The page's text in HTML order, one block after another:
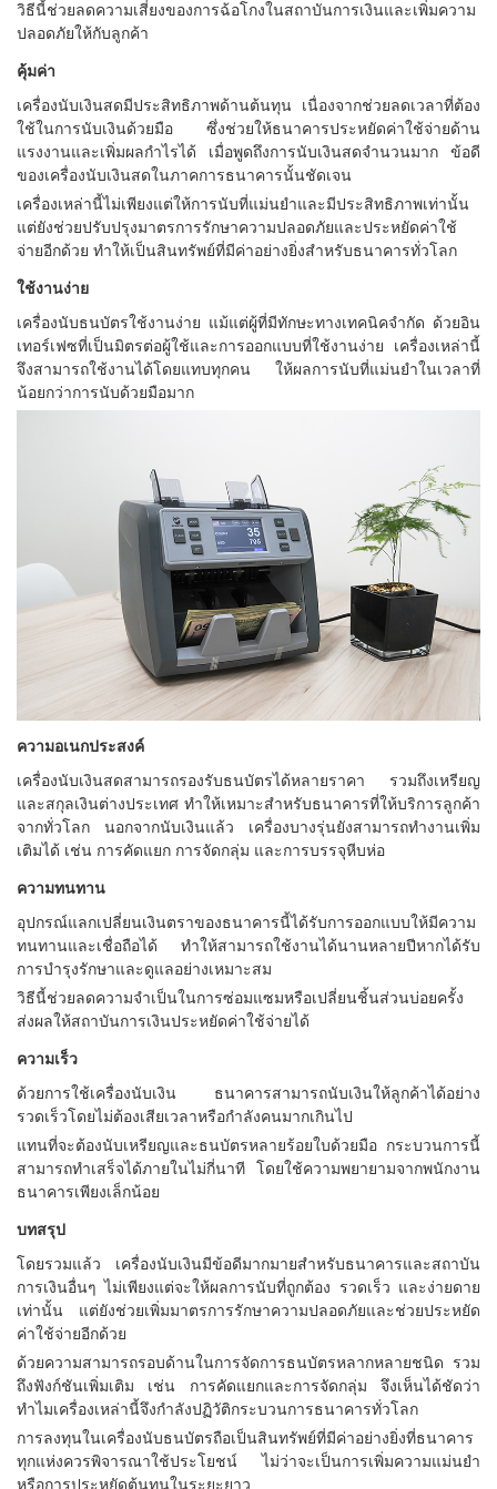
วิธีนี้ช่วยลดความเสี่ยงของการฉ้อโกงในสถาบันการเงินและเพิ่มความ
ปลอดภัยให้กับลูกค้า
คุ้มค่า
เครื่องนับเงินสดมีประสิทธิภาพด้านต้นทุน เนื่องจากช่วยลดเวลาที่ต้อง
ใช้ในการนับเงินด้วยมือ ซึ่งช่วยให้ธนาคารประหยัดค่าใช้จ่ายด้าน
แรงงานและเพิ่มผลกำไรได้ เมื่อพูดถึงการนับเงินสดจำนวนมาก ข้อดี
ของเครื่องนับเงินสดในภาคการธนาคารนั้นชัดเจน
เครื่องเหล่านี้ไม่เพียงแต่ให้การนับที่แม่นยำและมีประสิทธิภาพเท่านั้น
แต่ยังช่วยปรับปรุงมาตรการรักษาความปลอดภัยและประหยัดค่าใช้
จ่ายอีกด้วย ทำให้เป็นสินทรัพย์ที่มีค่าอย่างยิ่งสำหรับธนาคารทั่วโลก
ใช้งานง่าย
เครื่องนับธนบัตรใช้งานง่าย แม้แต่ผู้ที่มีทักษะทางเทคนิคจำกัด ด้วยอิน
เทอร์เฟซที่เป็นมิตรต่อผู้ใช้และการออกแบบที่ใช้งานง่าย เครื่องเหล่านี้
จึงสามารถใช้งานได้โดยแทบทุกคน ให้ผลการนับที่แม่นยำในเวลาที่
น้อยกว่าการนับด้วยมือมาก
ความอเนกประสงค์
เครื่องนับเงินสดสามารถรองรับธนบัตรได้หลายราคา รวมถึงเหรียญ
และสกุลเงินต่างประเทศ ทำให้เหมาะสำหรับธนาคารที่ให้บริการลูกค้า
จากทั่วโลก นอกจากนับเงินแล้ว เครื่องบางรุ่นยังสามารถทำงานเพิ่ม
เติมได้ เช่น การคัดแยก การจัดกลุ่ม และการบรรจุหีบห่อ
ความทนทาน
อุปกรณ์แลกเปลี่ยนเงินตราของธนาคารนี้ได้รับการออกแบบให้มีความ
ทนทานและเชื่อถือได้ ทำให้สามารถใช้งานได้นานหลายปีหากได้รับ
การบำรุงรักษาและดูแลอย่างเหมาะสม
วิธีนี้ช่วยลดความจำเป็นในการซ่อมแซมหรือเปลี่ยนชิ้นส่วนบ่อยครั้ง
ส่งผลให้สถาบันการเงินประหยัดค่าใช้จ่ายได้
ความเร็ว
ด้วยการใช้เครื่องนับเงิน ธนาคารสามารถนับเงินให้ลูกค้าได้อย่าง
รวดเร็วโดยไม่ต้องเสียเวลาหรือกำลังคนมากเกินไป
แทนที่จะต้องนับเหรียญและธนบัตรหลายร้อยใบด้วยมือ กระบวนการนี้
สามารถทำเสร็จได้ภายในไม่กี่นาที โดยใช้ความพยายามจากพนักงาน
ธนาคารเพียงเล็กน้อย
บทสรุป
โดยรวมแล้ว เครื่องนับเงินมีข้อดีมากมายสำหรับธนาคารและสถาบัน
การเงินอื่นๆ ไม่เพียงแต่จะให้ผลการนับที่ถูกต้อง รวดเร็ว และง่ายดาย
เท่านั้น แต่ยังช่วยเพิ่มมาตรการรักษาความปลอดภัยและช่วยประหยัด
ค่าใช้จ่ายอีกด้วย
ด้วยความสามารถรอบด้านในการจัดการธนบัตรหลากหลายชนิด รวม
ถึงฟังก์ชันเพิ่มเติม เช่น การคัดแยกและการจัดกลุ่ม จึงเห็นได้ชัดว่า
ทำไมเครื่องเหล่านี้จึงกำลังปฏิวัติกระบวนการธนาคารทั่วโลก
การลงทุนในเครื่องนับธนบัตรถือเป็นสินทรัพย์ที่มีค่าอย่างยิ่งที่ธนาคาร
ทุกแห่งควรพิจารณาใช้ประโยชน์ ไม่ว่าจะเป็นการเพิ่มความแม่นยำ
หรือการประหยัดต้นทุนในระยะยาว